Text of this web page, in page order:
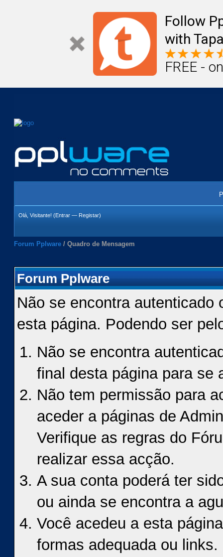
Follow
with
FREE -
Olá, Visitante! (Entrar — Registar)
Forum Pplware / Quadro de Mensagem
Forum Pplware
Não se encontra autenticado
esta página. Podendo ser
Não se encontra
final desta página para se
Não tem permissão para
aceder a páginas de
Verifique as regras do
realizar essa acção.
A sua conta poderá ter
ou ainda se encontra a
Você acedeu a esta
formas adequada ou links.